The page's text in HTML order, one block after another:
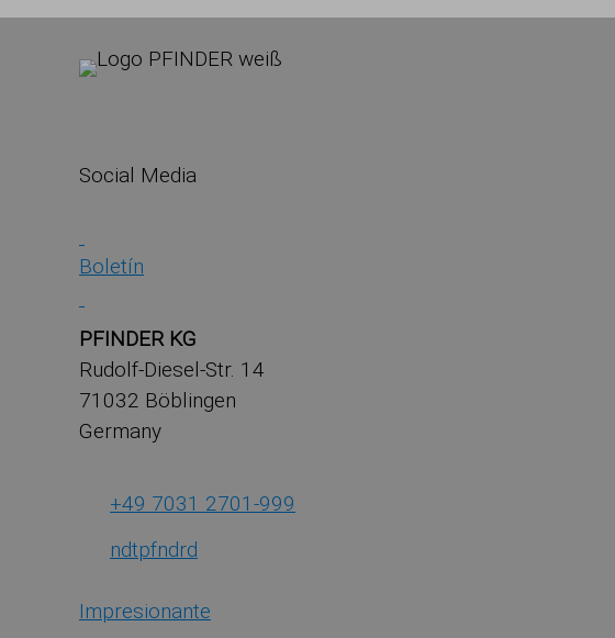
Social Media
Boletín
PFINDER KG
Rudolf-Diesel-Str. 14
71032 Böblingen
Germany
+49 7031 2701-999
ndtpfndrd
Impresionante